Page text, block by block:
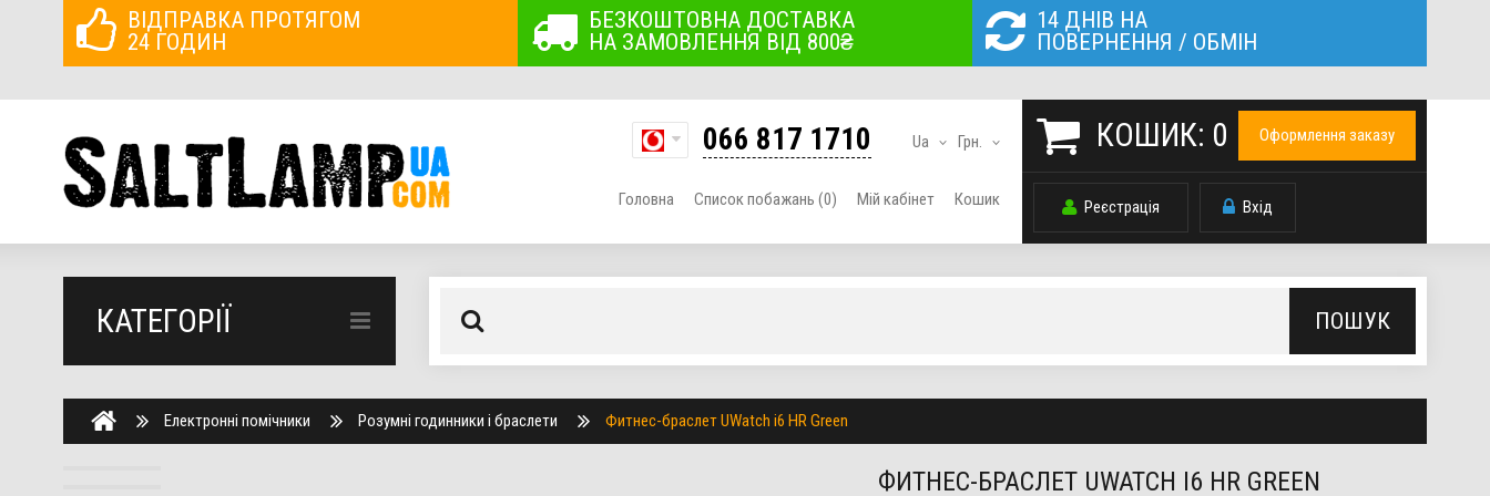
ВІДПРАВКА ПРОТЯГОМ
24 ГОДИН
БЕЗКОШТОВНА ДОСТАВКА
НА ЗАМОВЛЕННЯ ВІД 800₴
14 ДНІВ НА
ПОВЕРНЕННЯ / ОБМІН
КОШИК: 0 Оформлення заказу
Реєстрація Вхід
Грн.
Ua
066 817 1710
Головна Список побажань (0) Мій кабінет Кошик
КАТЕГОРІЇ ПОШУК
Електронні помічники Розумні годинники і браслети Фитнес-браслет UWatch i6 HR Green
ФИТНЕС-БРАСЛЕТ UWATCH I6 HR GREEN